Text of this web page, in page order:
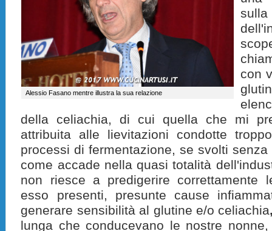
Alessio Fasano mentre illustra la sua relazione
con
della celiachia, di cui quella che mi
attribuita alle lievitazioni condotte
processi di fermentazione, se svolti
come accade nella quasi totalità
non riesce a predigerire correttamente
esso presenti, presunte cause
generare sensibilità al glutine e/o celiachia
lunga che conducevano le nostre